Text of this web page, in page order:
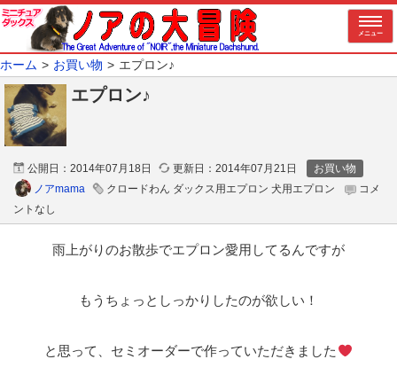
メニュー
ホーム お買い物 エプロン♪
エプロン♪
公開日： 2014年07月18日 更新日： 2014年07月21日
お買い物
ノアmama
クロードわん ダックス用エプロン 犬用エプロン
コメ
ントなし
雨上がりのお散歩でエプロン愛用してるんですが
もうちょっとしっかりしたのが欲しい！
と思って、セミオーダーで作っていただきました